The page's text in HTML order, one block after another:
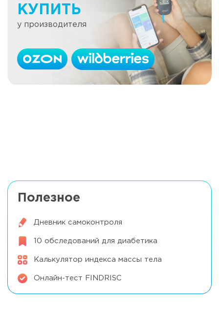
КУПИТЬ
у производителя
Полезное
Дневник самоконтроля
10 обследований для диабетика
Калькулятор индекса массы тела
Онлайн-тест FINDRISC